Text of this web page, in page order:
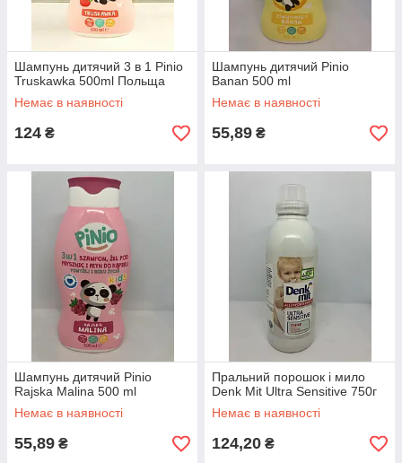
Шампунь дитячий 3 в 1 Pinio
Truskawka 500ml Польща
Немає в наявності
124 ₴
Шампунь дитячий Pinio
Banan 500 ml
Немає в наявності
55,89 ₴
Шампунь дитячий Pinio
Rajska Malina 500 ml
Немає в наявності
55,89 ₴
Пральний порошок і мило
Denk Mit Ultra Sensitive 750г
Немає в наявності
124,20 ₴